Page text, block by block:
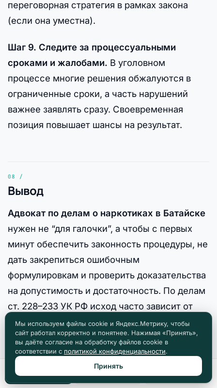
переговорная стратегия в рамках закона
(если она уместна).
Шаг 9. Следите за процессуальными
сроками и жалобами. В уголовном
процессе многие решения обжалуются в
ограниченные сроки, а часть нарушений
важнее заявлять сразу. Своевременная
позиция повышает шансы на результат.
Вывод
Адвокат по делам о наркотиках в Батайске
нужен не “для галочки”, а чтобы с первых
минут обеспечить законность процедуры, не
дать закрепиться ошибочным
формулировкам и проверить доказательства
на допустимость и достаточность. По делам
ст. 228–233 УК РФ исход часто зависит от
того, насколько аккуратно и
профессионально защита отработала
задержание, изъятие, экспертизу и меру
Мы используем файлы cookie и Яндекс.Метрику, чтобы
сайт работал корректно и понятнее. Нажимая «Принять»,
вы даёте согласие на обработку файлов cookie в
соответствии с политикой конфиденциальности.
Принять